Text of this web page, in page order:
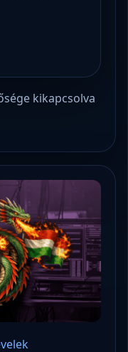
kikapcsolva